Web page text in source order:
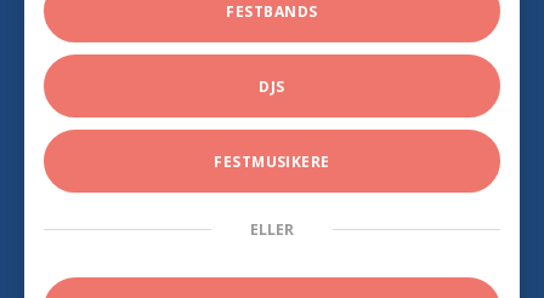
FESTBANDS
DJS
FESTMUSIKERE
ELLER